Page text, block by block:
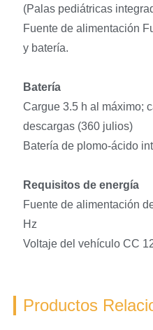
(Palas pediátricas
Fuente de alimentación
y batería.
Batería
Cargue 3.5 h al máximo;
descargas (360 julios)
Batería de plomo-ácido
Requisitos de energía
Fuente de alimentación
Hz
Voltaje del vehículo CC
Productos